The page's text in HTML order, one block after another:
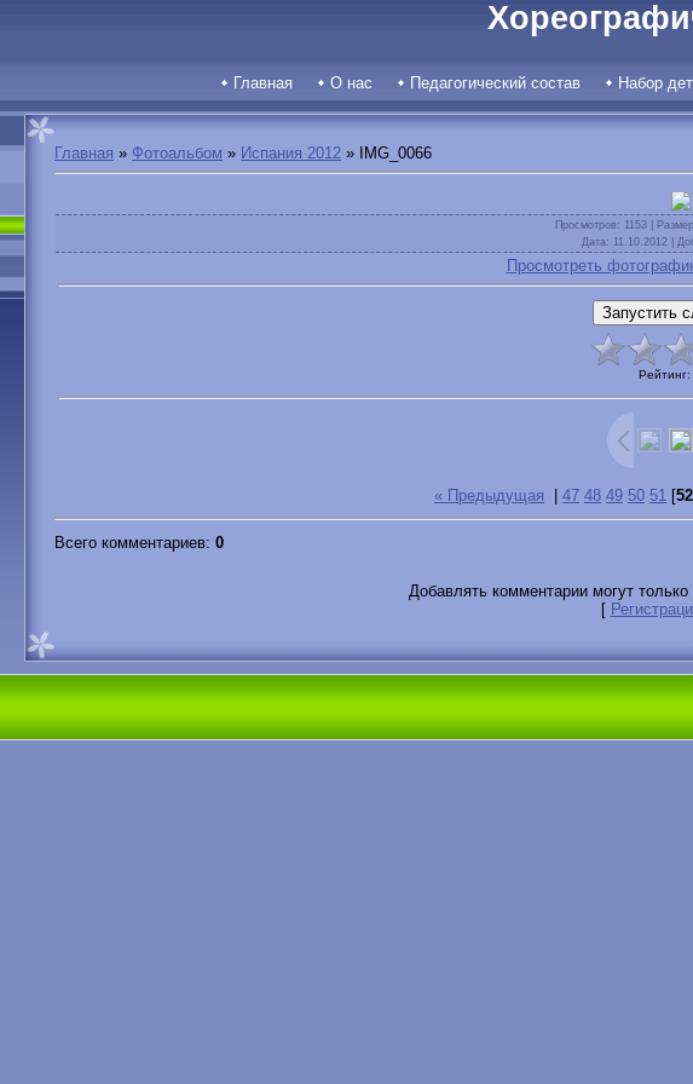
Главная О нас Педагогический состав Набор
Главная » Фотоальбом » Испания 2012 » IMG_0066
Просмотров: 1153 |
Дата: 11.10.2012 |
Просмотреть
Рейтинг:
« Предыдущая 47 48 49 50 51 [52
Всего комментариев: 0
Добавлять комментарии могут
[